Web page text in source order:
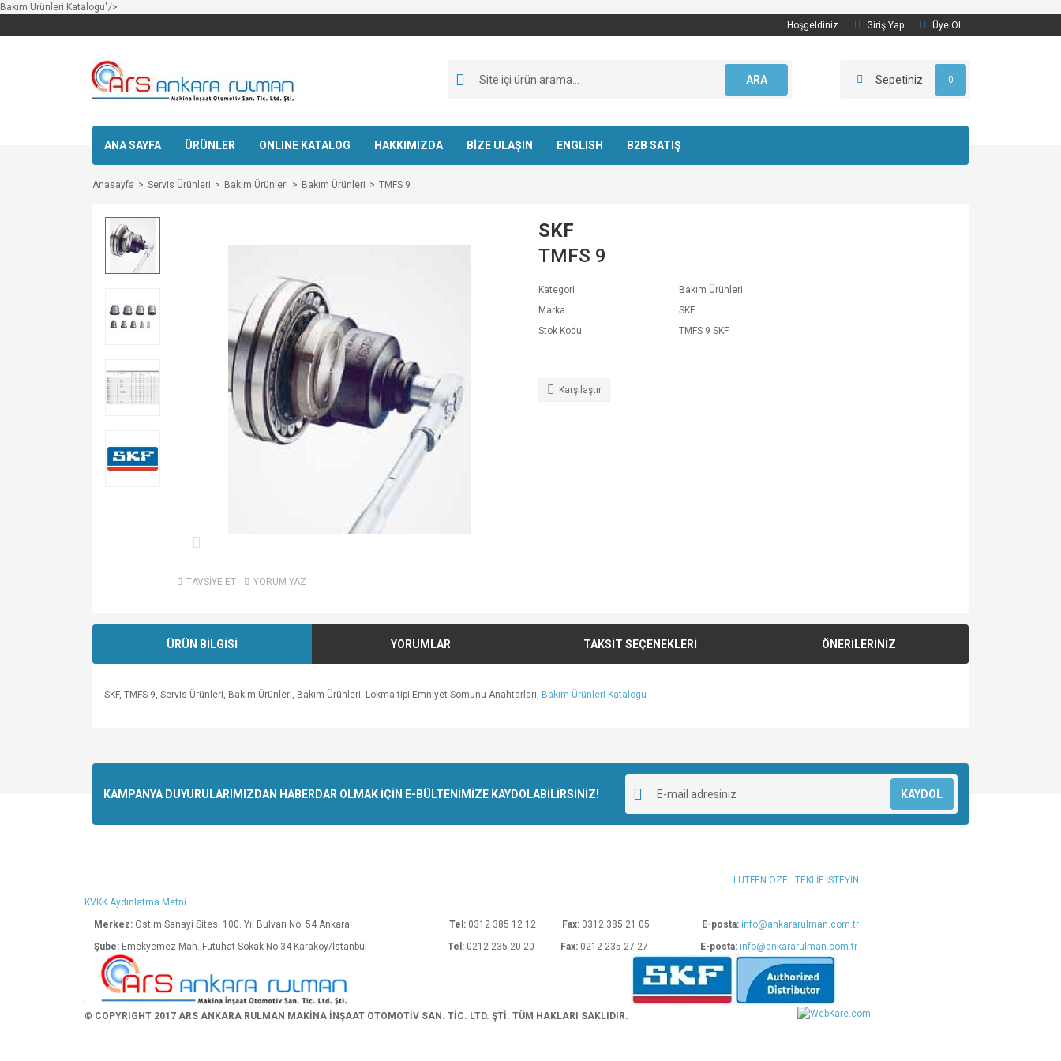
Bakım Ürünleri Katalogu"/>
Hoşgeldiniz
Giriş Yap Üye Ol
ARA Sepetiniz 0
ANA SAYFA ÜRÜNLER ONLINE KATALOG HAKKIMIZDA BİZE ULAŞIN ENGLISH B2B SATIŞ
Anasayfa Servis Ürünleri Bakım Ürünleri Bakım Ürünleri TMFS 9
TAVSİYE ET YORUM YAZ
SKF
TMFS 9
Kategori
Bakım Ürünleri
Marka
SKF
Stok Kodu
TMFS 9 SKF
Karşılaştır
ÜRÜN BİLGİSİ YORUMLAR TAKSİT SEÇENEKLERİ ÖNERİLERİNİZ
SKF, TMFS 9, Servis Ürünleri, Bakım Ürünleri, Bakım Ürünleri, Lokma tipi Emniyet Somunu Anahtarları, Bakım Ürünleri Katalogu
Ürün resmi kalitesiz, bozuk veya görüntülenemiyor.
KAMPANYA DUYURULARIMIZDAN HABERDAR OLMAK İÇİN E-BÜLTENİMİZE KAYDOLABİLİRSİNİZ! KAYDOL
LÜTFEN ÖZEL TEKLİF İSTEYİN
KVKK Aydınlatma Metni
Merkez: Ostim Sanayi Sitesi 100. Yıl Bulvarı No: 54 Ankara Tel: 0312 385 12 12 Fax: 0312 385 21 05 E-posta: info@ankararulman.com.tr
Şube: Emekyemez Mah. Futuhat Sokak No:34 Karaköy/İstanbul Tel: 0212 235 20 20 Fax: 0212 235 27 27 E-posta: info@ankararulman.com.tr
© COPYRIGHT 2017 ARS ANKARA RULMAN MAKİNA İNŞAAT OTOMOTİV SAN. TİC. LTD. ŞTİ. TÜM HAKLARI SAKLIDIR.